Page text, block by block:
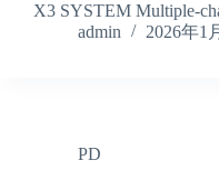
X3 SYSTEM Multiple-
admin
2026年1
PD